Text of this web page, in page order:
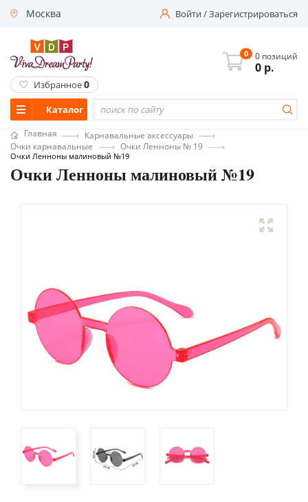
Москва Войти/Зарегистрироваться
Каталог
0 0 позиций
0 р.
Избранное0
Главная
Карнавальные аксессуары
Очки карнавальные
Очки Ленноны № 19
Очки Ленноны малиновый №19
Очки Ленноны малиновый №19